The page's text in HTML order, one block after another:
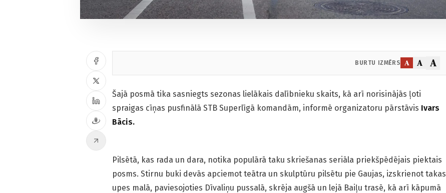
BURTU IZMĒRS A A A
Šajā posmā tika sasniegts sezonas lielākais dalībnieku skaits, kā arī norisinājās ļoti
spraigas cīņas pusfinālā STB Superlīgā komandām, informē organizatoru pārstāvis Ivars
Bācis.
Pilsētā, kas rada un dara, notika populārā taku skriešanas seriāla priekšpēdējais piektais
posms. Stirnu buki devās apciemot teātra un skulptūru pilsētu pie Gaujas, izskrienot takas
upes malā, paviesojoties Dīvaliņu pussalā, skrēja augšā un lejā Baiļu trasē, kā arī kāpumā